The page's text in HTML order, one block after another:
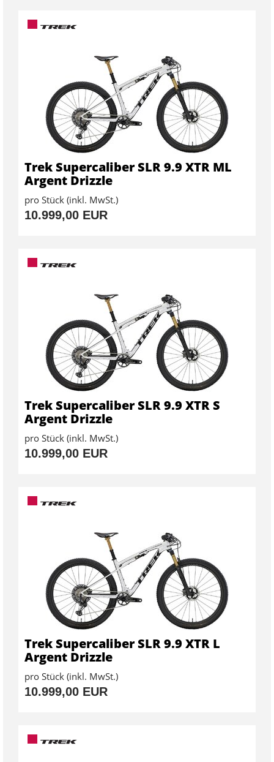
Trek Supercaliber SLR 9.9 XTR ML
Argent Drizzle
pro Stück (inkl. MwSt.)
10.999,00 EUR
Trek Supercaliber SLR 9.9 XTR S
Argent Drizzle
pro Stück (inkl. MwSt.)
10.999,00 EUR
Trek Supercaliber SLR 9.9 XTR L
Argent Drizzle
pro Stück (inkl. MwSt.)
10.999,00 EUR